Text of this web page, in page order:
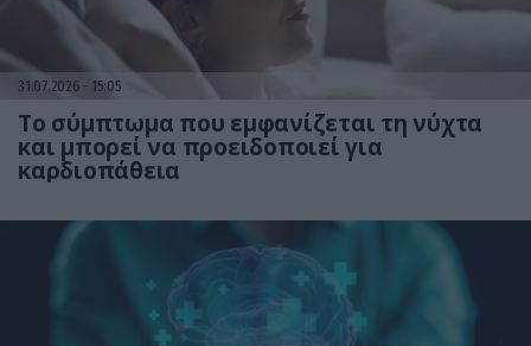
31.07.2026 15:05
Το σύμπτωμα που εμφανίζεται τη νύχτα
και μπορεί να προειδοποιεί για
καρδιοπάθεια